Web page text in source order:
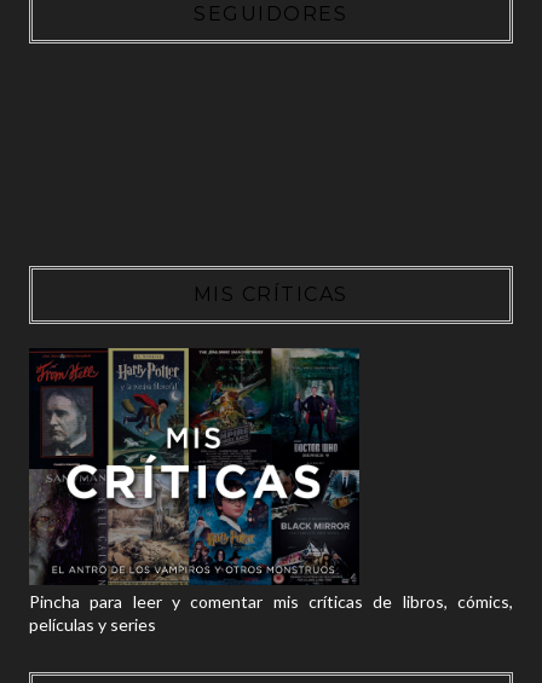
SEGUIDORES
MIS CRÍTICAS
Pincha para leer y comentar mis críticas de libros, cómics,
películas y series